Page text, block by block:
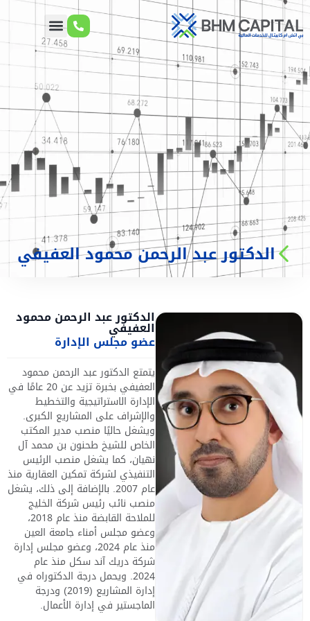
الدكتور عبد الرحمن محمود العفيفي
الدكتور عبد الرحمن محمود
العفيفي
عضو مجلس الإدارة
يتمتع الدكتور عبد الرحمن محمود
العفيفي بخبرة تزيد عن 20 عامًا في
الإدارة الاستراتيجية والتخطيط
والإشراف على المشاريع الكبرى.
ويشغل حاليًا منصب مدير المكتب
الخاص للشيخ طحنون بن محمد آل
نهيان، كما يشغل منصب الرئيس
التنفيذي لشركة تمكين العقارية منذ
عام 2007. بالإضافة إلى ذلك، يشغل
منصب نائب رئيس شركة الخليج
للملاحة القابضة منذ عام 2018،
وعضو مجلس أمناء جامعة العين
منذ عام 2024، وعضو مجلس إدارة
شركة دريك آند سكل منذ عام
2024. ويحمل درجة الدكتوراه في
إدارة المشاريع (2019) ودرجة
الماجستير في إدارة الأعمال.